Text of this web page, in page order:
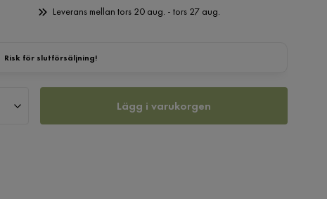
Leverans mellan tors 20 aug. - tors 27 aug.
Risk för slutförsäljning!
Lägg i varukorgen